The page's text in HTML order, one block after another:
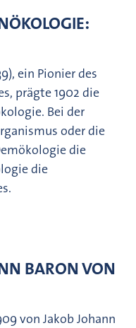
ein Pionier des
prägte 1902 die
Bei der
oder die
die
die
BARON VON
von Jakob Johann